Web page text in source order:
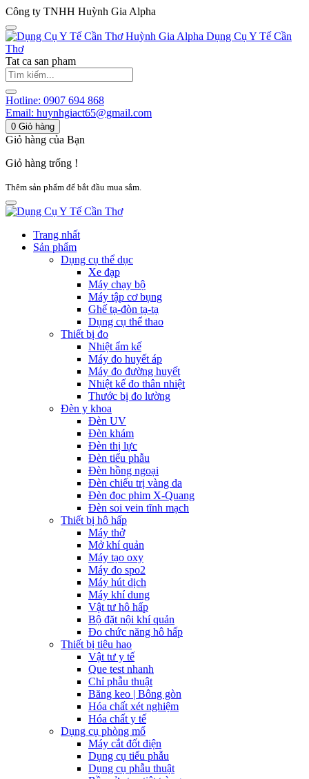
Công ty TNHH Huỳnh Gia Alpha
Huỳnh Gia Alpha Dụng Cụ Y Tế Cần
Thơ
Tat ca san pham
Hotline: 0907 694 868
Email: huynhgiact65@gmail.com
0 Giỏ hàng
Giỏ hàng của Bạn
Giỏ hàng trống !
Thêm sản phẩm để bắt đầu mua sắm.
Trang nhất
Sản phẩm
Dụng cụ thể dục
Xe đạp
Máy chạy bộ
Máy tập cơ bụng
Ghế tạ-đòn tạ-tạ
Dụng cụ thể thao
Thiết bị đo
Nhiệt ẩm kế
Máy đo huyết áp
Máy đo đường huyết
Nhiệt kế đo thân nhiệt
Thước bị đo lường
Đèn y khoa
Đèn UV
Đèn khám
Đèn thị lực
Đèn tiểu phẫu
Đèn hồng ngoại
Đèn chiếu trị vàng da
Đèn đọc phim X-Quang
Đèn soi vein tĩnh mạch
Thiết bị hô hấp
Máy thở
Mở khí quản
Máy tạo oxy
Máy đo spo2
Máy hút dịch
Máy khí dung
Vật tư hô hấp
Bộ đặt nội khí quản
Đo chức năng hô hấp
Thiết bị tiêu hao
Vật tư y tế
Que test nhanh
Chỉ phẫu thuật
Băng keo | Bông gòn
Hóa chất xét nghiệm
Hóa chất y tế
Dụng cụ phòng mổ
Máy cắt đốt điện
Dụng cụ tiểu phẫu
Dụng cụ phẫu thuật